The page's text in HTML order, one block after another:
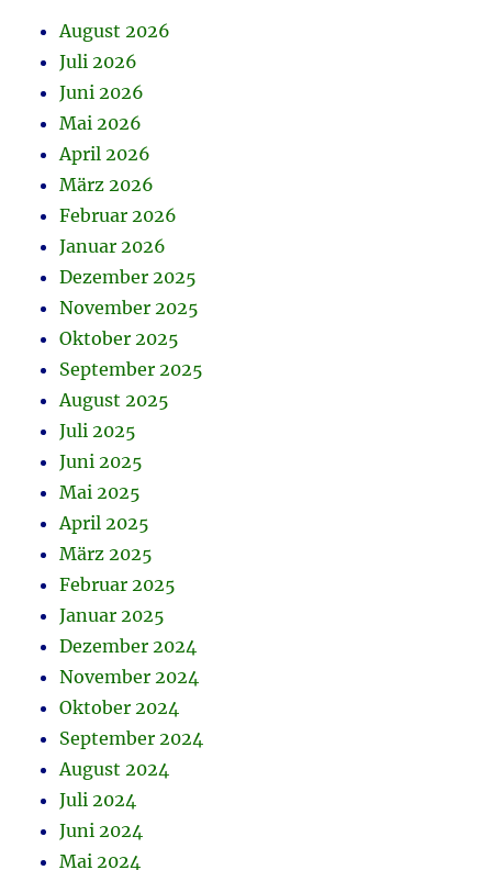
August 2026
Juli 2026
Juni 2026
Mai 2026
April 2026
März 2026
Februar 2026
Januar 2026
Dezember 2025
November 2025
Oktober 2025
September 2025
August 2025
Juli 2025
Juni 2025
Mai 2025
April 2025
März 2025
Februar 2025
Januar 2025
Dezember 2024
November 2024
Oktober 2024
September 2024
August 2024
Juli 2024
Juni 2024
Mai 2024